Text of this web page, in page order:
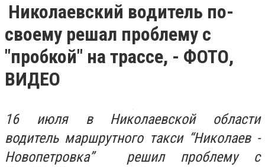
Николаевский водитель по-
своему решал проблему с
"пробкой" на трассе, - ФОТО,
ВИДЕО
16 июля в Николаевской области
водитель маршрутного такси “Николаев -
Новопетровка” решил проблему с